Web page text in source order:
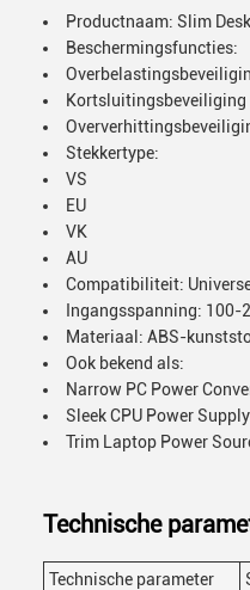
Productnaam: Slim
Beschermingsfuncties:
Kortsluitingsbeveiliging
Stekkertype:
VS
EU
VK
AU
Compatibiliteit:
Ingangsspanning: 100-
Materiaal: ABS-
Ook bekend als:
Narrow PC Power
Sleek CPU Power Supply
Trim Laptop Power
Technische
Technische parameter